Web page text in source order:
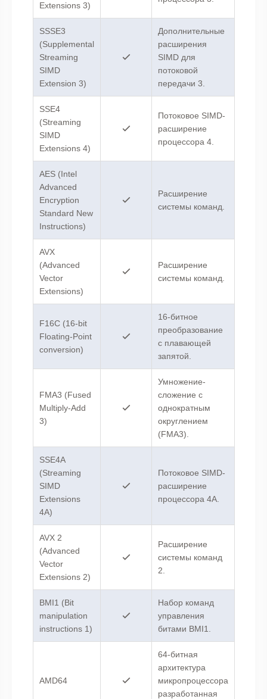
Extensions 3)
SSSE3
(Supplemental
Streaming
SIMD
Extension 3)
Дополнительные
расширения
SIMD для
потоковой
передачи 3.
SSE4
(Streaming
SIMD
Extensions 4)
Потоковое SIMD-
расширение
процессора 4.
AES (Intel
Advanced
Encryption
Standard New
Instructions)
Расширение
системы команд.
AVX
(Advanced
Vector
Extensions)
Расширение
системы команд.
F16C (16-bit
Floating-Point
conversion)
16-битное
преобразование
с плавающей
запятой.
FMA3 (Fused
Multiply-Add
3)
Умножение-
сложение с
однократным
округлением
(FMA3).
SSE4A
(Streaming
SIMD
Extensions
4A)
Потоковое SIMD-
расширение
процессора 4A.
AVX 2
(Advanced
Vector
Extensions 2)
Расширение
системы команд
2.
BMI1 (Bit
manipulation
instructions 1)
Набор команд
управления
битами BMI1.
AMD64
64-битная
архитектура
микропроцессора
разработанная